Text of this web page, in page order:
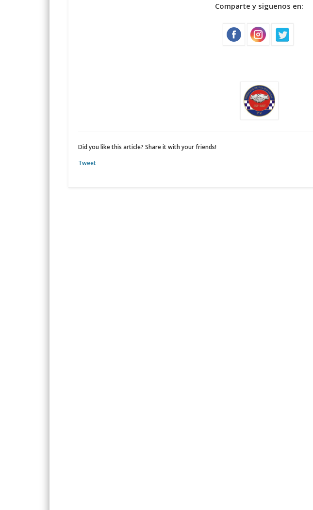
Comparte y siguenos en:
Did you like this article? Share it with your friends!
Tweet